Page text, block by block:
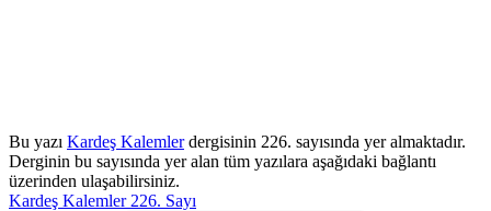
Bu yazı Kardeş Kalemlerdergisinin 226. sayısında yer almaktadır.
Derginin bu sayısında yer alan tüm yazılara aşağıdaki bağlantı
üzerinden ulaşabilirsiniz.
Kardeş Kalemler 226. Sayı